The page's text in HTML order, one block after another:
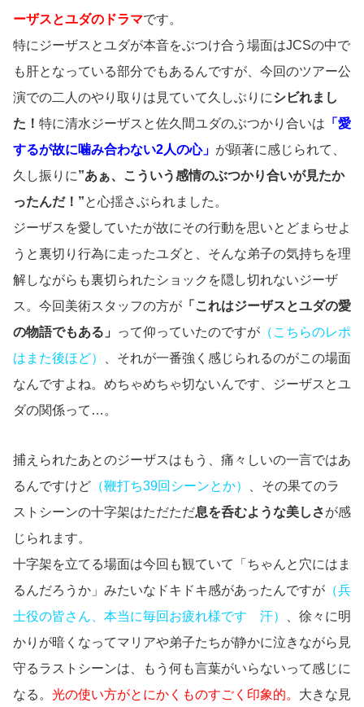
ーザスとユダのドラマです。
特にジーザスとユダが本音をぶつけ合う場面はJCSの中で
も肝となっている部分でもあるんですが、今回のツアー公
演での二人のやり取りは見ていて久しぶりにシビれまし
た！ 特に清水ジーザスと佐久間ユダのぶつかり合いは 「愛
するが故に噛み合わない2人の心」 が顕著に感じられて、
久し振りに”あぁ、こういう感情のぶつかり合いが見たか
ったんだ！”と心揺さぶられました。
ジーザスを愛していたが故にその行動を思いとどまらせよ
うと裏切り行為に走ったユダと、そんな弟子の気持ちを理
解しながらも裏切られたショックを隠し切れないジーザ
ス。今回美術スタッフの方が 「これはジーザスとユダの愛
の物語でもある」
って仰っていたのですが （こちらのレポ
はまた後ほど）
、それが一番強く感じられるのがこの場面
なんですよね。めちゃめちゃ切ないんです、ジーザスとユ
ダの関係って…。
捕えられたあとのジーザスはもう、痛々しいの一言ではあ
るんですけど （鞭打ち39回シーンとか）
、その果てのラ
ストシーンの十字架はただただ息を呑むような美しさが感
じられます。
十字架を立てる場面は今回も観ていて「ちゃんと穴にはま
るんだろうか」みたいなドキドキ感があったんですが （兵
士役の皆さん、本当に毎回お疲れ様です 汗）
、徐々に明
かりが暗くなってマリアや弟子たちが静かに泣きながら見
守るラストシーンは、もう何も言葉がいらないって感じに
なる。 光の使い方がとにかくものすごく印象的。 大きな見